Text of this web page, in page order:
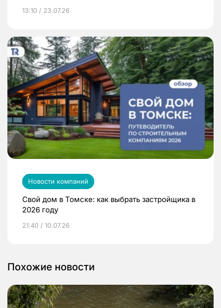
13:10 / 23.07.26
Новости компаний
Свой дом в Томске: как выбрать застройщика в
2026 году
21:40 / 10.07.26
Похожие новости